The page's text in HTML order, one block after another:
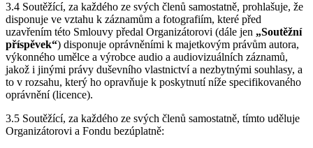
3.4 Soutěžící, za každého ze svých členů samostatně, prohlašuje, že
disponuje ve vztahu k záznamům a fotografiím, které před
uzavřením této Smlouvy předal Organizátorovi (dále jen „Soutěžní
příspěvek“) disponuje oprávněními k majetkovým právům autora,
výkonného umělce a výrobce audio a audiovizuálních záznamů,
jakož i jinými právy duševního vlastnictví a nezbytnými souhlasy, a
to v rozsahu, který ho opravňuje k poskytnutí níže specifikovaného
oprávnění (licence).
3.5 Soutěžící, za každého ze svých členů samostatně, tímto uděluje
Organizátorovi a Fondu bezúplatně: